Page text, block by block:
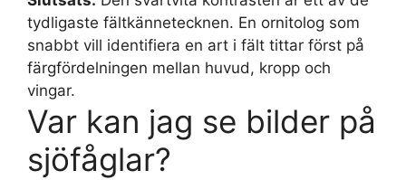
tydligaste fältkännetecknen. En ornitolog som
snabbt vill identifiera en art i fält tittar först på
färgfördelningen mellan huvud, kropp och
vingar.
Var kan jag se bilder på
sjöfåglar?